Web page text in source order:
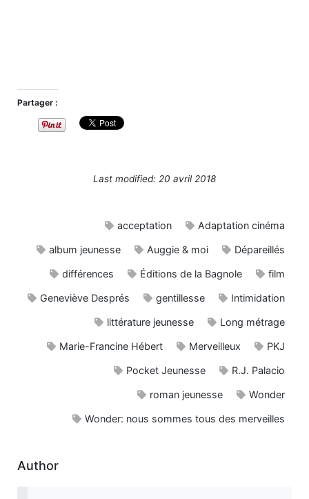
Partager :
Last modified: 20 avril 2018
acceptation Adaptation cinéma
album jeunesse Auggie & moi Dépareillés
différences Éditions de la Bagnole film
Geneviève Després gentillesse Intimidation
littérature jeunesse Long métrage
Marie-Francine Hébert Merveilleux PKJ
Pocket Jeunesse R.J. Palacio
roman jeunesse Wonder
Wonder: nous sommes tous des merveilles
Author